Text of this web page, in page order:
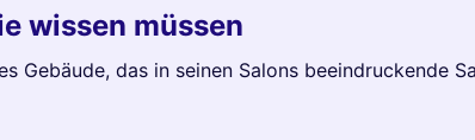
wissen müssen
Gebäude, das in seinen Salons beeindruckende